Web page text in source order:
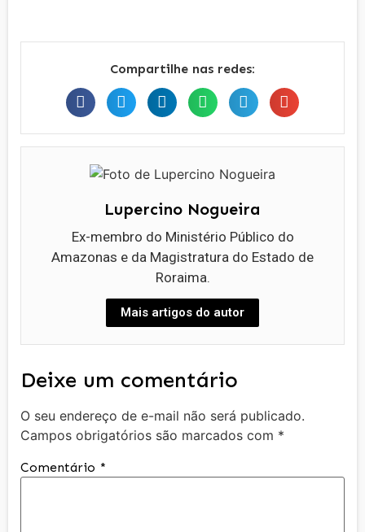
Compartilhe nas redes:
Lupercino Nogueira
Ex-membro do Ministério Público do
Amazonas e da Magistratura do Estado de
Roraima.
Mais artigos do autor
Deixe um comentário
O seu endereço de e-mail não será publicado.
Campos obrigatórios são marcados com *
Comentário *